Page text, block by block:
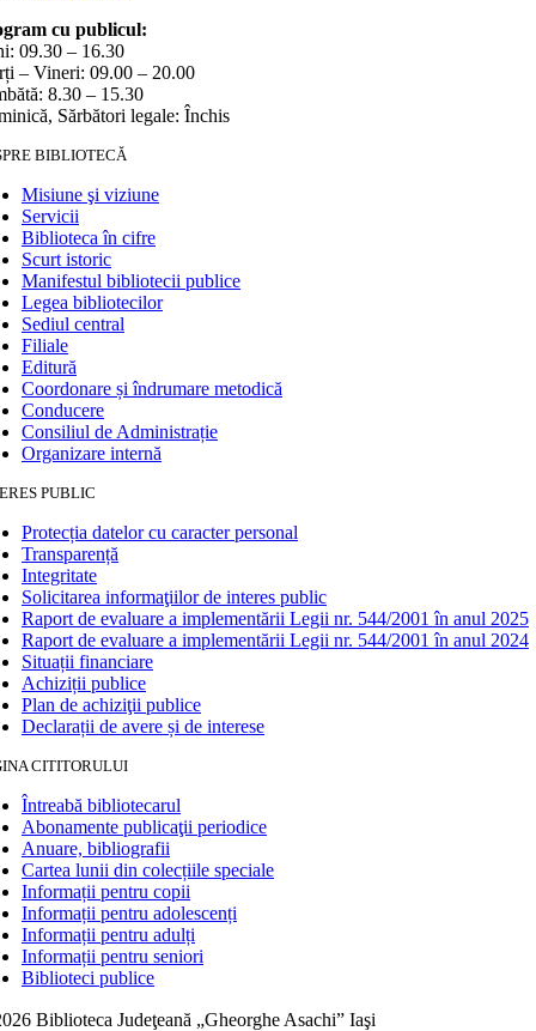
cu publicul:
09.30 – 16.30
– Vineri: 09.00 – 20.00
8.30 – 15.30
Sărbători legale: Închis
BIBLIOTECĂ
Misiune şi viziune
Servicii
Biblioteca în cifre
Scurt istoric
Manifestul bibliotecii publice
Legea bibliotecilor
Sediul central
Filiale
Editură
Coordonare și îndrumare metodică
Conducere
Consiliul de Administrație
Organizare internă
PUBLIC
Protecția datelor cu caracter personal
Transparență
Integritate
Solicitarea informaţiilor de interes public
Raport de evaluare a implementării Legii nr. 544/2001 în anul 2025
Raport de evaluare a implementării Legii nr. 544/2001 în anul 2024
Situații financiare
Achiziții publice
Plan de achiziţii publice
Declarații de avere și de interese
CITITORULUI
Întreabă bibliotecarul
Abonamente publicaţii periodice
Anuare, bibliografii
Cartea lunii din colecțiile speciale
Informații pentru copii
Informații pentru adolescenți
Informații pentru adulți
Informații pentru seniori
Biblioteci publice
Biblioteca Judeţeană „Gheorghe Asachi” Iaşi